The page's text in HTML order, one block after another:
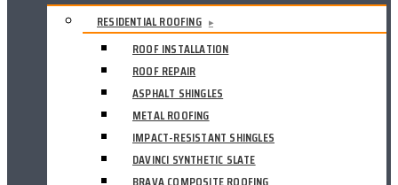
RESIDENTIAL ROOFING ▸
ROOF INSTALLATION
ROOF REPAIR
ASPHALT SHINGLES
METAL ROOFING
IMPACT-RESISTANT SHINGLES
DAVINCI SYNTHETIC SLATE